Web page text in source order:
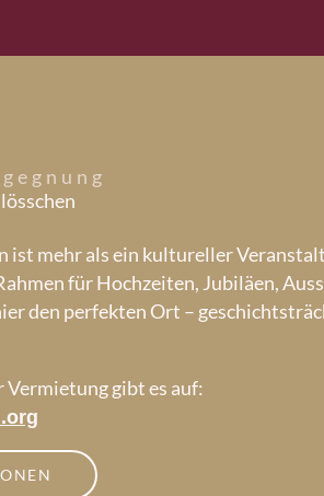
ist mehr als ein kultureller
für Hochzeiten, Jubiläen,
den perfekten Ort –
gibt es auf: